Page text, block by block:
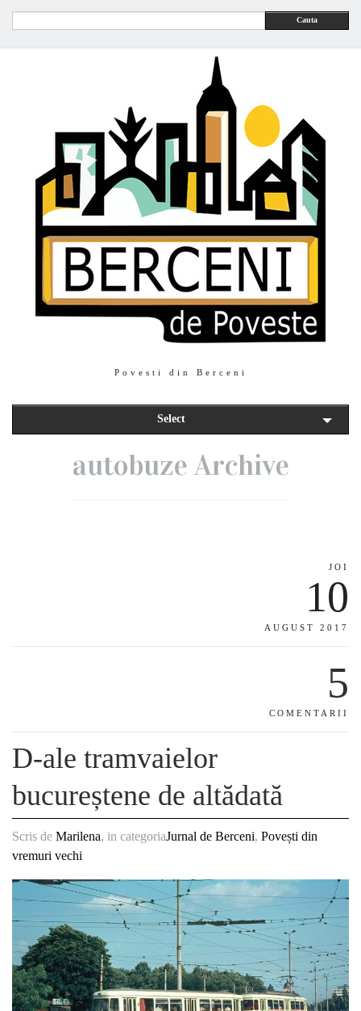
Cauta
Povesti din Berceni
Select
autobuze Archive
JOI
10
AUGUST 2017
5
COMENTARII
D-ale tramvaielor
bucureștene de altădată
Scris de Marilena, in categoriaJurnal de Berceni, Povești din
vremuri vechi